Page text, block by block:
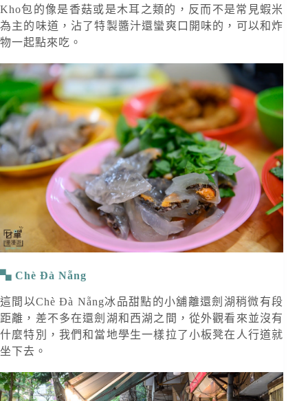
Kho包的像是香菇或是木耳之類的，反而不是常見蝦米
為主的味道，沾了特製醬汁還蠻爽口開味的，可以和炸
物一起點來吃。
Chè Đà Nẵng
這間以Chè Đà Nẵng冰品甜點的小舖離還劍湖稍微有段
距離，差不多在還劍湖和西湖之間，從外觀看來並沒有
什麼特別，我們和當地學生一樣拉了小板凳在人行道就
坐下去。